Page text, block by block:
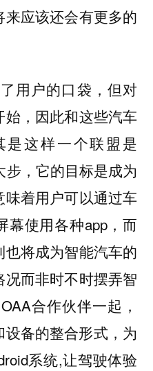
应该还会有更多的
用户的口袋，但对
，因此和这些汽车
这样一个联盟是
步，它的目标是成为
着用户可以通过车
幕使用各种app，而
也将成为智能汽车的
而非时不时摆弄智
合作伙伴一起，
备的整合形式，为
系统,让驾驶体验